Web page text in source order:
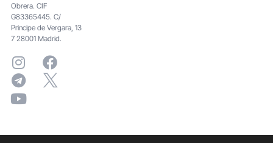
Obrera. CIF
G83365445. C/
Principe de Vergara, 13
7 28001 Madrid.